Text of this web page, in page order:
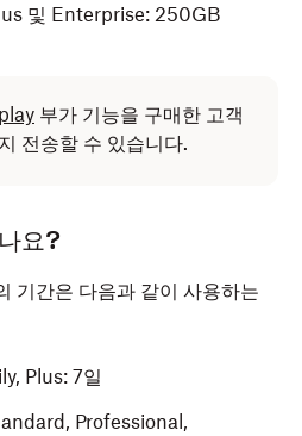
및 Enterprise: 250GB
부가 기능을 구매한 고객
전송할 수 있습니다.
요?
기간은 다음과 같이 사용하는
Plus: 7일
Professional,